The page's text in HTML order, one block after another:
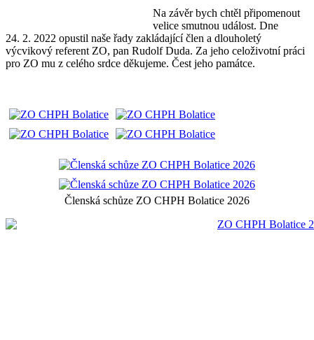
Na závěr bych chtěl připomenout
velice smutnou událost. Dne
24. 2. 2022 opustil naše řady zakládající člen a dlouholetý
výcvikový referent ZO, pan Rudolf Duda. Za jeho celoživotní práci
pro ZO mu z celého srdce děkujeme. Čest jeho památce.
Členská schůze ZO CHPH Bolatice 2026